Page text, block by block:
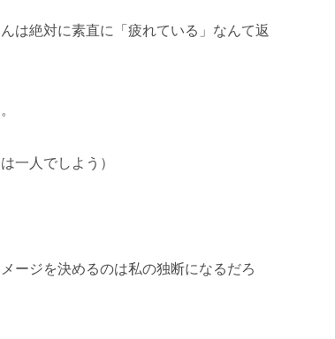
は絶対に素直に「疲れている」なんて返
一人でしよう）
ージを決めるのは私の独断になるだろ